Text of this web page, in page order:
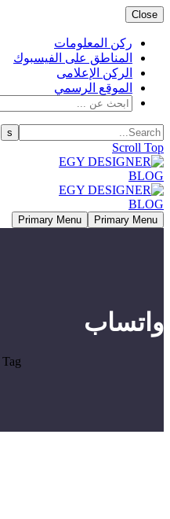
Close
ركن المعلومات
المناطق على الفيسبوك
الركن الإعلامى
الموقع الرسمي
Scroll Top
Primary Menu
Primary Menu
واتساب
Tag